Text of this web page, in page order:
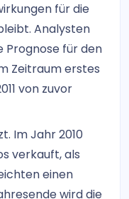
für die
Analysten
Prognose für den
Zeitraum erstes
von zuvor
Im Jahr 2010
verkauft, als
einen
wird die